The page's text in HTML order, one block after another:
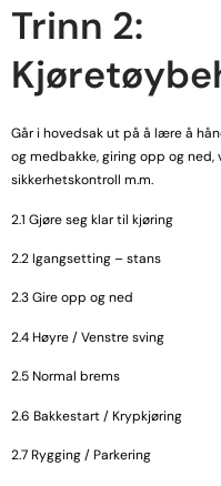
Trinn 2:
Går i hovedsak ut på å lære å
og medbakke, giring opp og ned,
sikkerhetskontroll m.m.
2.1 Gjøre seg klar til kjøring
2.2 Igangsetting – stans
2.3 Gire opp og ned
2.4 Høyre / Venstre sving
2.5 Normal brems
2.6 Bakkestart / Krypkjøring
2.7 Rygging / Parkering